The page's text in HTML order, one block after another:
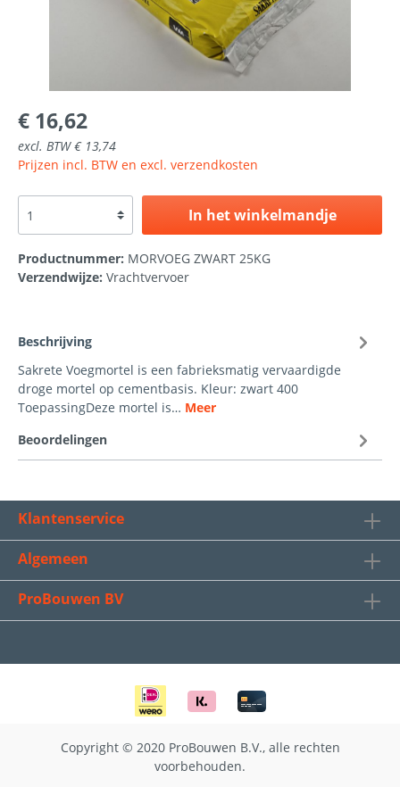
€ 16,62
excl. BTW € 13,74
Prijzen incl. BTW en excl. verzendkosten
In het winkelmandje
Productnummer: MORVOEG ZWART 25KG
Verzendwijze: Vrachtvervoer
Beschrijving
Sakrete Voegmortel is een fabrieksmatig vervaardigde
droge mortel op cementbasis. Kleur: zwart 400
ToepassingDeze mortel is… Meer
Beoordelingen
Klantenservice
Algemeen
ProBouwen BV
Copyright © 2020 ProBouwen B.V., alle rechten
voorbehouden.